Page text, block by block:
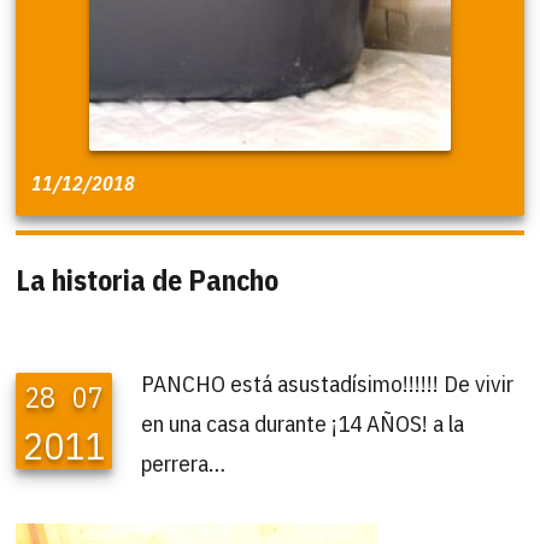
11/12/2018
La historia de Pancho
28 07
2011
PANCHO está asustadísimo!!!!!! De vivir
en una casa durante ¡14 AÑOS! a la
perrera…